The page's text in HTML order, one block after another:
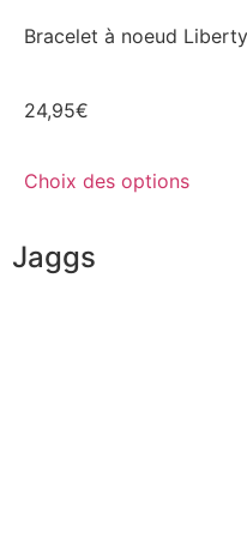
Bracelet à noeud
24,95€
Choix des options
Jaggs